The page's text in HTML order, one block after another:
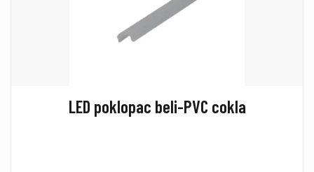
LED poklopac beli-PVC cokla